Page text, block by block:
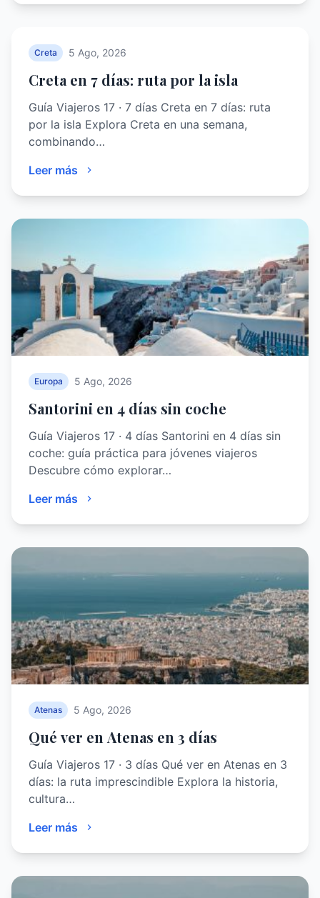
Creta 5 Ago, 2026
Creta en 7 días: ruta por la isla
Guía Viajeros 17 · 7 días Creta en 7 días: ruta
por la isla Explora Creta en una semana,
combinando…
Leer más
Europa 5 Ago, 2026
Santorini en 4 días sin coche
Guía Viajeros 17 · 4 días Santorini en 4 días sin
coche: guía práctica para jóvenes viajeros
Descubre cómo explorar…
Leer más
Atenas 5 Ago, 2026
Qué ver en Atenas en 3 días
Guía Viajeros 17 · 3 días Qué ver en Atenas en 3
días: la ruta imprescindible Explora la historia,
cultura…
Leer más